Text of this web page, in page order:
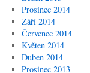
Prosinec 2014
Září 2014
Červenec 2014
Květen 2014
Duben 2014
Prosinec 2013